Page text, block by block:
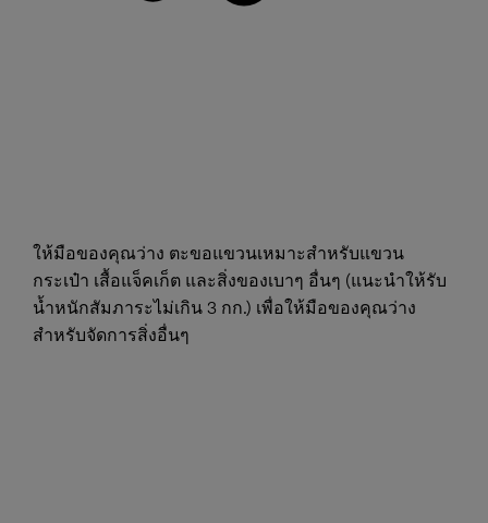
ให้มือของคุณว่าง ตะขอแขวนเหมาะสำหรับแขวน
กระเป๋า เสื้อแจ็คเก็ต และสิ่งของเบาๆ อื่นๆ (แนะนำให้รับ
น้ำหนักสัมภาระไม่เกิน 3 กก.) เพื่อให้มือของคุณว่าง
สำหรับจัดการสิ่งอื่นๆ